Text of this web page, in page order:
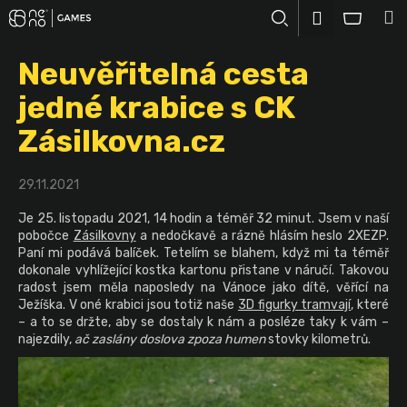
Přejít
na
Hledat
Přihlášení
Neuvěřitelná cesta
jedné krabice s CK
Zásilkovna.cz
29.11.2021
Je 25. listopadu 2021, 14 hodin a téměř 32 minut. Jsem v naší
pobočce Zásilkovnya nedočkavě a rázně hlásím heslo 2XEZP.
Paní mi podává balíček. Tetelím se blahem, když mi ta téměř
dokonale vyhlížející kostka kartonu přistane v náručí. Takovou
radost jsem měla naposledy na Vánoce jako dítě, věřící na
Ježíška. V oné krabici jsou totiž naše 3D figurky tramvají, které
– a to se držte, aby se dostaly k nám a posléze taky k vám –
najezdily, ač zaslány doslova zpoza humenstovky kilometrů.
K
o
C
o
p
t
ř
e
b
u
j
e
t
e